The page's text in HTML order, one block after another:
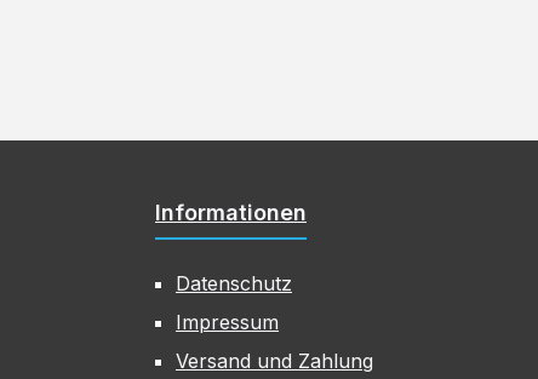
Informationen
Datenschutz
Impressum
Versand und Zahlung